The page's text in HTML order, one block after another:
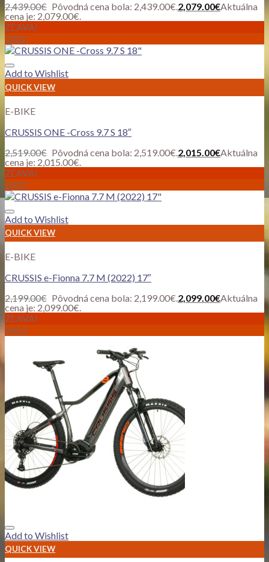
2,439.00€ Pôvodná cena bola: 2,439.00€.2,079.00€Aktuálna
cena je: 2,079.00€.
ZĽAVA!
2022
Add to Wishlist
QUICK VIEW
E-BIKE
CRUSSIS ONE -Cross 9.7 S 18″
2,519.00€ Pôvodná cena bola: 2,519.00€. 2,015.00€Aktuálna
cena je: 2,015.00€.
ZĽAVA!
2022
Add to Wishlist
QUICK VIEW
E-BIKE
CRUSSIS e-Fionna 7.7 M (2022) 17″
2,199.00€ Pôvodná cena bola: 2,199.00€.2,099.00€Aktuálna
cena je: 2,099.00€.
ZĽAVA!
2023
Add to Wishlist
QUICK VIEW